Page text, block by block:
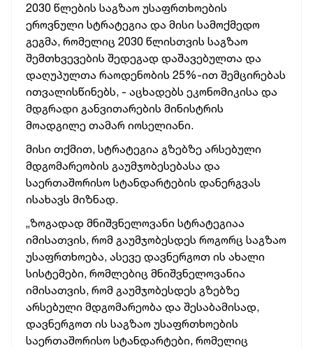
2030 წლების საგზაო უსაფრთხოების
ეროვნული სტრატეგია და მისი სამოქმედო
გეგმა, რომელიც 2030 წლისთვის საგზაო
შემთხვევების შედეგად დაშავებულთა და
დაღუპულთა რაოდენობის 25%-ით შემცირებას
ითვალისწინებს, - აცხადებს ეკონომიკისა და
მდგრადი განვითარების მინისტრის
მოადგილე თამარ იოსელიანი.
მისი თქმით, სტრატეგია გზებზე არსებული
მდგომარეობის გაუმჯობესებასა და
საერთაშორისო სტანდარტების დანერგვას
ისახავს მიზნად.
„ზოგადად მნიშვნელოვანი სტრატეგიაა
იმისათვის, რომ გაუმჯობესდეს როგორც საგზაო
უსაფრთხოება, ასევე დავნერგოთ ის ახალი
სისტემები, რომლებიც მნიშვნელოვანია
იმისათვის, რომ გაუმჯობესდეს გზებზე
არსებული მდგომარეობა და შესაბამისად,
დავნერგოთ ის საგზაო უსაფრთხოების
საერთაშორისო სტანდარტები, რომელიც